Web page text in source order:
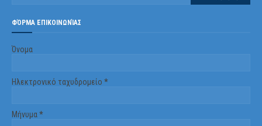
ΦΌΡΜΑ ΕΠΙΚΟΙΝΩΝΊΑΣ
Όνομα
Ηλεκτρονικό ταχυδρομείο *
Μήνυμα*